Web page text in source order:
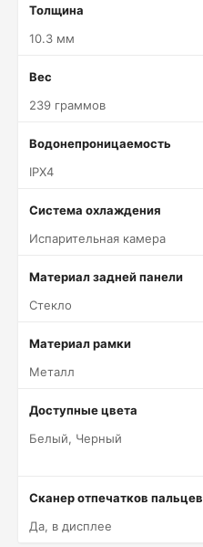
Толщина
10.3 мм
Вес
239 граммов
Водонепроницаемость
IPX4
Система охлаждения
Испарительная камера
Материал задней панели
Стекло
Материал рамки
Металл
Доступные цвета
Белый, Черный
Сканер отпечатков пальцев
Да, в дисплее